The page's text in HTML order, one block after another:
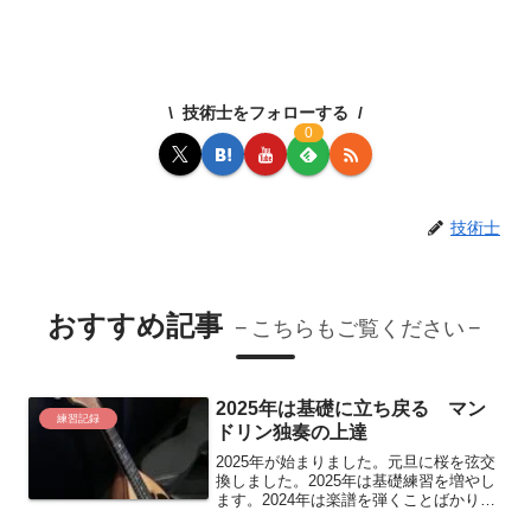
技術士をフォローする
0
技術士
おすすめ記事 こちらもご覧ください
練習記録
2025年は基礎に立ち戻る マン
ドリン独奏の上達
2025年が始まりました。元旦に桜を弦交
換しました。2025年は基礎練習を増やし
ます。2024年は楽譜を弾くことばかりで